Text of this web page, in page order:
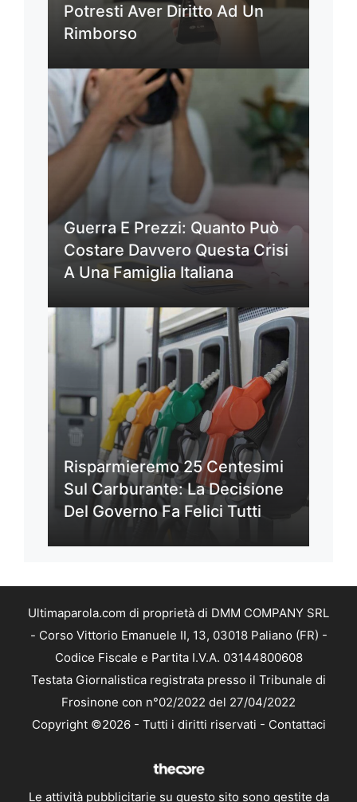
Potresti Aver Diritto Ad Un
Rimborso
Guerra E Prezzi: Quanto Può
Costare Davvero Questa Crisi
A Una Famiglia Italiana
Risparmieremo 25 Centesimi
Sul Carburante: La Decisione
Del Governo Fa Felici Tutti
Ultimaparola.com di proprietà di DMM COMPANY SRL
- Corso Vittorio Emanuele II, 13, 03018 Paliano (FR) -
Codice Fiscale e Partita I.V.A. 03144800608
Testata Giornalistica registrata presso il Tribunale di
Frosinone con n°02/2022 del 27/04/2022
Copyright ©2026 - Tutti i diritti riservati - Contattaci
Le attività pubblicitarie su questo sito sono gestite da